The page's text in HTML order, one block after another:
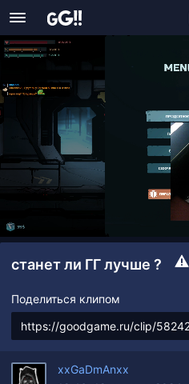
станет ли ГГ лучше ?
Поделиться клипом
xxGaDmAnxx